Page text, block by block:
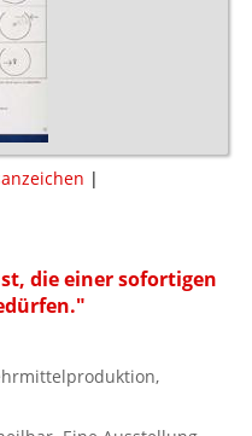
|
die einer sofortigen